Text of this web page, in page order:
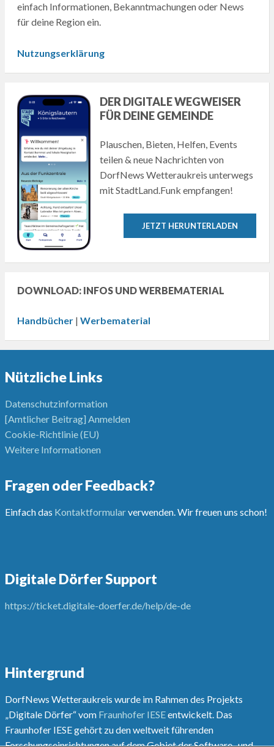
einfach Informationen, Bekanntmachungen oder News
für deine Region ein.
Nutzungserklärung
DER DIGITALE WEGWEISER
FÜR DEINE GEMEINDE
Plauschen, Bieten, Helfen, Events
teilen & neue Nachrichten von
DorfNews Wetteraukreis unterwegs
mit StadtLand.Funk empfangen!
JETZT HERUNTERLADEN
DOWNLOAD: INFOS UND WERBEMATERIAL
Handbücher| Werbematerial
Nützliche Links
Datenschutzinformation
[Amtlicher Beitrag] Anmelden
Cookie-Richtlinie (EU)
Weitere Informationen
Fragen oder Feedback?
Einfach das Kontaktformularverwenden. Wir freuen uns schon!
Digitale Dörfer Support
https://ticket.digitale-doerfer.de/help/de-de
Hintergrund
DorfNews Wetteraukreis wurde im Rahmen des Projekts
„Digitale Dörfer“ vom Fraunhofer IESEentwickelt. Das
Fraunhofer IESE gehört zu den weltweit führenden